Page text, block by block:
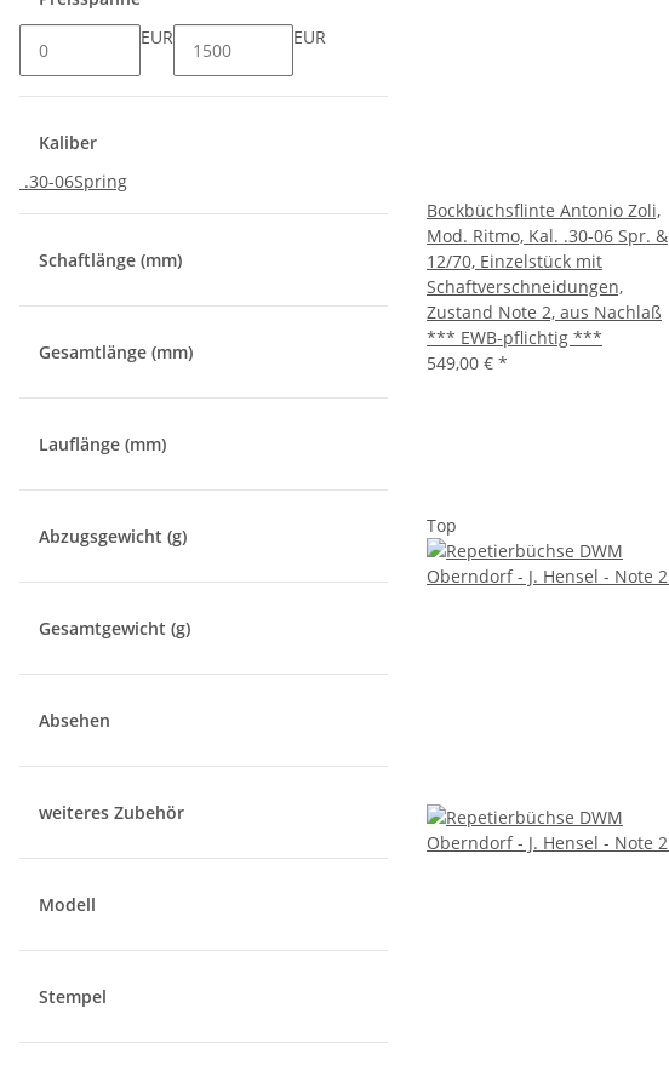
Bockbüchsflinte Antonio Zoli,
Mod. Ritmo, Kal. .30-06 Spr. &
12/70, Einzelstück mit
Schaftverschneidungen,
Zustand Note 2, aus Nachlaß
*** EWB-pflichtig ***
549,00 € *
Top
EUR
EUR
Kaliber
.30-06Spring
Schaftlänge (mm)
Gesamtlänge (mm)
Lauflänge (mm)
Abzugsgewicht (g)
Gesamtgewicht (g)
Absehen
weiteres Zubehör
Modell
Stempel